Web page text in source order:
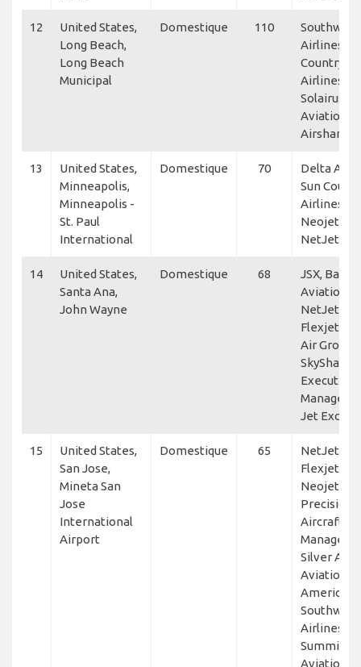
12
United States,
Long Beach,
Long Beach
Municipal
Domestique 110
Southwest
Airlines,
Country
Airlines,
Solairus
Aviation,
Airshare
13
United States,
Minneapolis,
Minneapolis -
St. Paul
International
Domestique 70
Delta Air
Sun
Airlines,
Neojets,
NetJets
14
United States,
Santa Ana,
John Wayne
Domestique 68
JSX, Baker
Aviation,
NetJets,
Flexjet,
Air Group,
SkyShare,
Executive
Jet
15
United States,
San Jose,
Mineta San
Jose
International
Airport
Domestique 65
NetJets,
Flexjet,
Neojets,
Precision
Aircraft
Silver Air,
Aviation,
America,
Southwest
Airlines,
Summit
Aviation